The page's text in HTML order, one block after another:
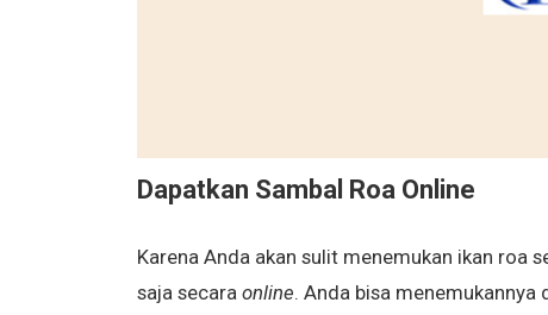
Dapatkan Sambal Roa Online
Karena Anda akan sulit menemukan ikan roa
saja secara online. Anda bisa menemukannya